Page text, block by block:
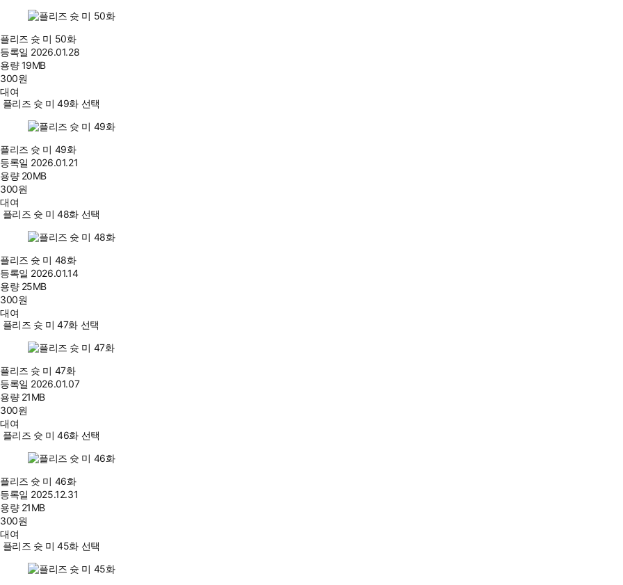
플리즈 슛 미 50화
등록일 2026.01.28
용량19MB
300원
대여
플리즈 슛 미 49화 선택
플리즈 슛 미 49화
등록일 2026.01.21
용량 20MB
300원
대여
플리즈 슛 미 48화 선택
플리즈 슛 미 48화
등록일 2026.01.14
용량 25MB
300원
대여
플리즈 슛 미 47화 선택
플리즈 슛 미 47화
등록일 2026.01.07
용량 21MB
300원
대여
플리즈 슛 미 46화 선택
플리즈 슛 미 46화
등록일 2025.12.31
용량 21MB
300원
대여
플리즈 슛 미 45화 선택